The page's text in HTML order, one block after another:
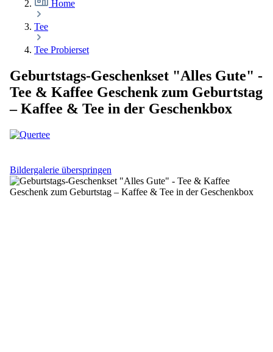
Home
Tee
Tee Probierset
Geburtstags-Geschenkset "Alles Gute" -
Tee & Kaffee Geschenk zum Geburtstag
– Kaffee & Tee in der Geschenkbox
Bildergalerie überspringen